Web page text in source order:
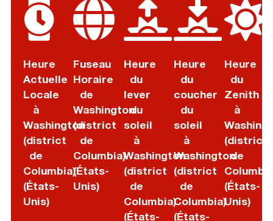
Heure
Actuelle
Locale
à
Washington
(district
de
Columbia)
(États-
Unis)
Fuseau
Horaire
de
Washington
(district
de
Columbia)
(États-
Unis)
Heure
du
lever
du
soleil
à
Washington
(district
de
Columbia)
(États-
Heure
du
coucher
du
soleil
à
Washington
(district
de
Columbia)
(États-
Heure
du
Zenith
à
(district
de
(États-
Unis)